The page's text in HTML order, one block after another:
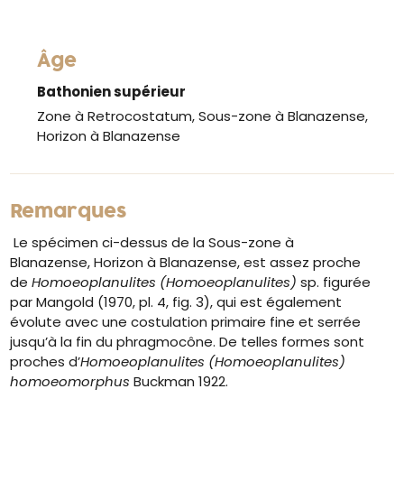
Âge
Bathonien supérieur
Zone à Retrocostatum, Sous-zone à Blanazense,
Horizon à Blanazense
Remarques
Le spécimen ci-dessus de la Sous-zone à
Blanazense, Horizon à Blanazense, est assez proche
deHomoeoplanulites (Homoeoplanulites) sp. figurée
par Mangold (1970, pl. 4, fig. 3), qui est également
évolute avec une costulation primaire fine et serrée
jusqu’à la fin du phragmocône. De telles formes sont
proches d’Homoeoplanulites (Homoeoplanulites)
homoeomorphus Buckman 1922.